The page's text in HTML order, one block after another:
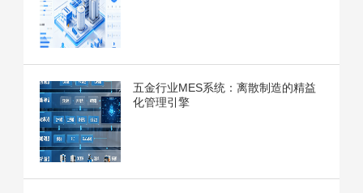
五金行业MES系统：离散制造的精益
化管理引擎